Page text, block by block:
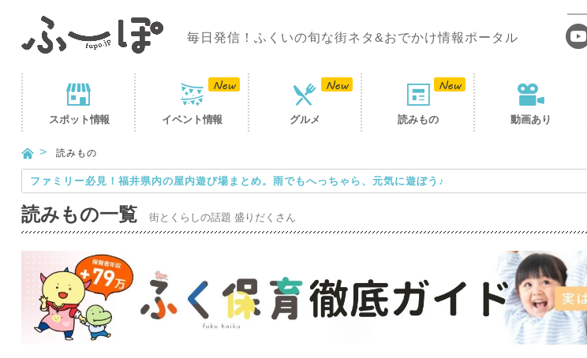
毎日発信！ふくいの旬な街ネタ&おでかけ情報ポータル
スポット情報 イベント情報 グルメ 読みもの 動画あり
読みもの
ファミリー必見！福井県内の屋内遊び場まとめ。雨でもへっちゃら、元気に遊ぼう♪
読みもの一覧 街とくらしの話題 盛りだくさん